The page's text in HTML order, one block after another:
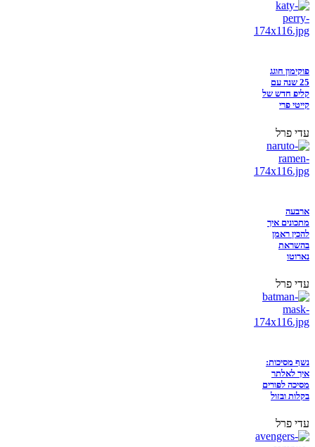
פוקימון חוגג
25 שנה עם
קליפ חדש של
קייטי פרי
עדי פרל
ארבעה
מתכונים איך
להכין ראמן
בהשראת
נארוטו
עדי פרל
נשף מסיכות:
איך לאלתר
מסיכה לפורים
בקלות ובזול
עדי פרל